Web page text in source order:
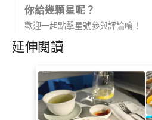
你給幾顆星呢？
歡迎一起點擊星號參與評論唷！
延伸閱讀